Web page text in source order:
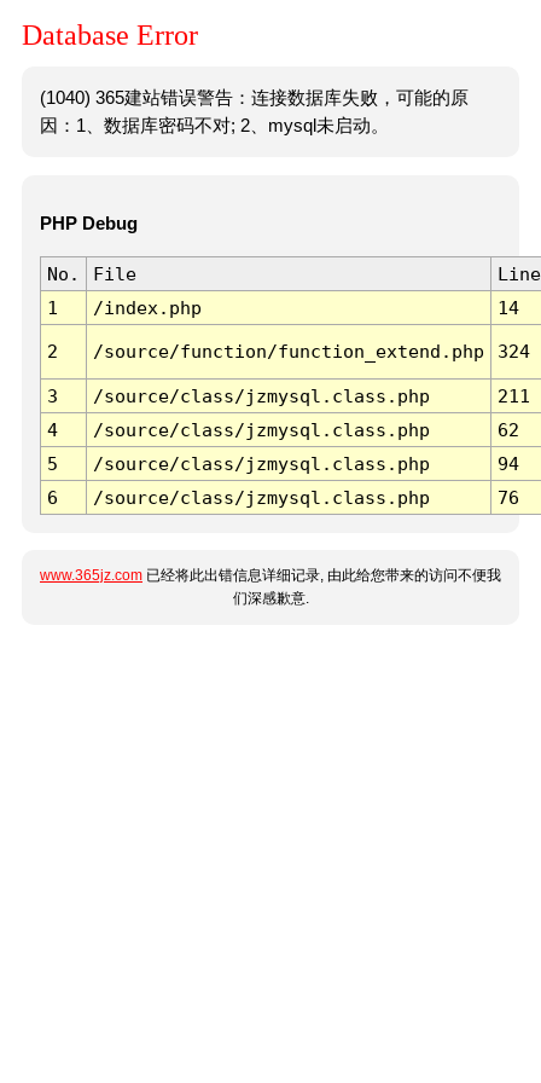
Database Error
(1040) 365建站错误警告：连接数据库失败，可能的原
因：1、数据库密码不对; 2、mysql未启动。
PHP Debug
No. File
Line
1
/index.php 14
2 /source/function/function_extend.php 324
3 /source/class/jzmysql.class.php
211
4
/source/class/jzmysql.class.php
62
5
/source/class/jzmysql.class.php
94
6
/source/class/jzmysql.class.php 76
www.365jz.com 已经将此出错信息详细记录, 由此给您带来的访问不便我
们深感歉意.